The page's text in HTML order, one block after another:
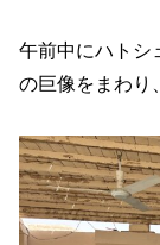
午前中にハトシ
の巨像をまわり